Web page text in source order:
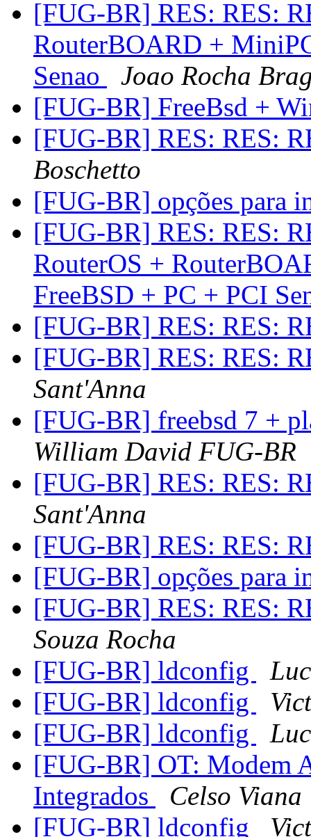
[FUG-BR] RES: RES:
RouterBOARD +
Senao
Joao Rocha
[FUG-BR] FreeBsd +
[FUG-BR] RES: RES:
Boschetto
[FUG-BR] opções para
[FUG-BR] RES: RES:
RouterOS +
FreeBSD + PC + PCI
[FUG-BR] RES: RES:
[FUG-BR] RES: RES:
Sant'Anna
[FUG-BR] freebsd 7 +
William David FUG-BR
[FUG-BR] RES: RES:
Sant'Anna
[FUG-BR] RES: RES:
[FUG-BR] opções para
[FUG-BR] RES: RES:
Souza Rocha
[FUG-BR] ldconfig
[FUG-BR] ldconfig
[FUG-BR] ldconfig
[FUG-BR] OT: Modem
Integrados
Celso Viana
[FUG-BR] ldconfig